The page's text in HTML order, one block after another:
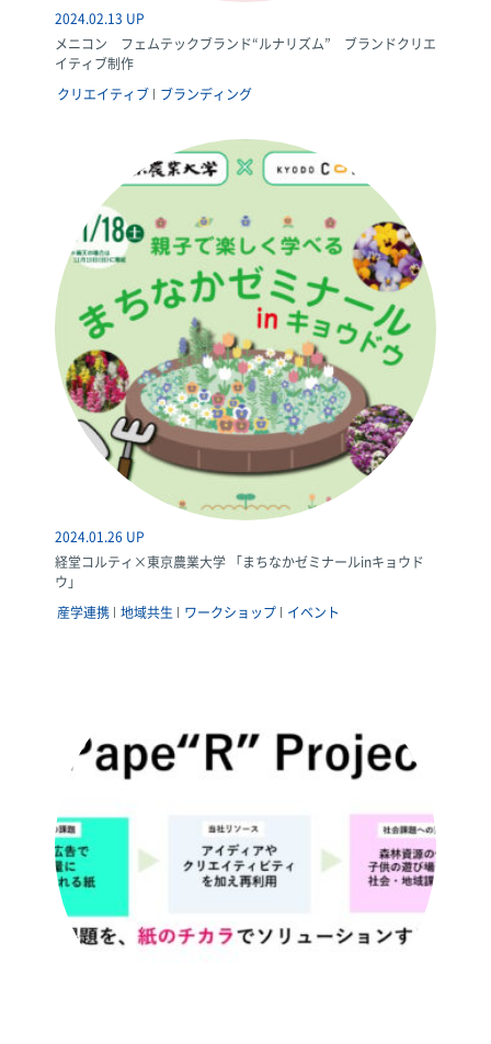
2024.02.13 UP
メニコン フェムテックブランド“ルナリズム” ブランドクリエ
イティブ制作
クリエイティブ
ブランディング
2024.01.26 UP
経堂コルティ×東京農業大学 「まちなかゼミナールinキョウド
ウ」
産学連携 地域共生 ワークショップ イベント